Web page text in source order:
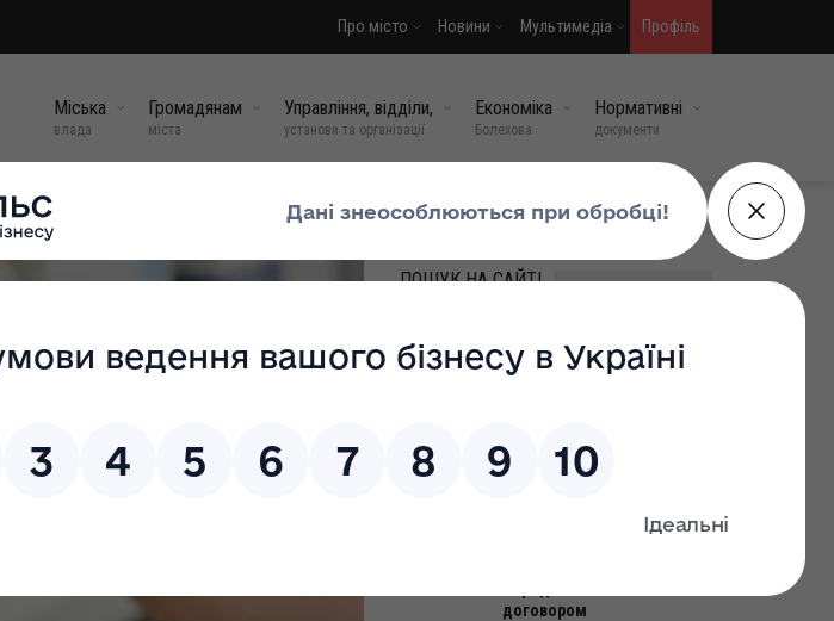
Про місто Новини Мультимедіа Профіль
Міська
влада
Громадянам
міста
Управління, відділи,
установи та організації
Економіка
Болехова
Нормативні
документи
МИ У СОЦМЕРЕЖАХ
ПОШУК НА САЙТІ
оприлюднення проєкту
регуляторного акта
договором